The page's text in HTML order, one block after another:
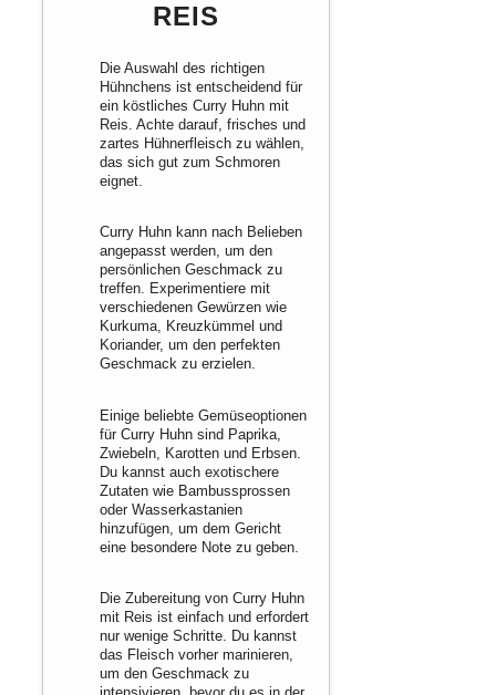
REIS
Die Auswahl des richtigen
Hühnchens ist entscheidend für
ein köstliches Curry Huhn mit
Reis. Achte darauf, frisches und
zartes Hühnerfleisch zu wählen,
das sich gut zum Schmoren
eignet.
Curry Huhn kann nach Belieben
angepasst werden, um den
persönlichen Geschmack zu
treffen. Experimentiere mit
verschiedenen Gewürzen wie
Kurkuma, Kreuzkümmel und
Koriander, um den perfekten
Geschmack zu erzielen.
Einige beliebte Gemüseoptionen
für Curry Huhn sind Paprika,
Zwiebeln, Karotten und Erbsen.
Du kannst auch exotischere
Zutaten wie Bambussprossen
oder Wasserkastanien
hinzufügen, um dem Gericht
eine besondere Note zu geben.
Die Zubereitung von Curry Huhn
mit Reis ist einfach und erfordert
nur wenige Schritte. Du kannst
das Fleisch vorher marinieren,
um den Geschmack zu